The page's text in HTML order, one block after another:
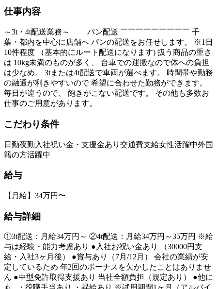
仕事内容
～3t・4t配送業務～ パン配送 ￣￣￣￣￣￣￣￣￣ 千
葉・都内を中心に店舗へ パンの配送をお任せします。 ※1日
10件程度 （基本的にルート配送になります) 扱う商品の重さ
は 10kg未満のものが多く、 台車での運搬なので体への負担
は少なめ。 3tまたは4t配送で車両が選べます。 時間帯や勤務
の融通が利きやすいので 希望に合わせた勤務ができます。
毎日が違うので、 飽きがこない配送です。 その他も多数お
仕事のご用意があります。
こだわり条件
日勤夜勤 入社祝い金・支援金あり 交通費支給女性活躍中外国
籍の方活躍中
給与
【月給】34万円〜
給与詳細
①3t配送：月給34万円～ ②4t配送：月給34万円～35万円 ※給
与は経験・能力考慮あり ●入社お祝い金あり （30000円支
給・入社3ヶ月後） ●賞与あり（7月/12月） 会社の業績が安
定しているため 年2回のボーナスを欠かしたことはありませ
ん ●中型免許取得支援あり 当社全額負担（規定あり） ●他に